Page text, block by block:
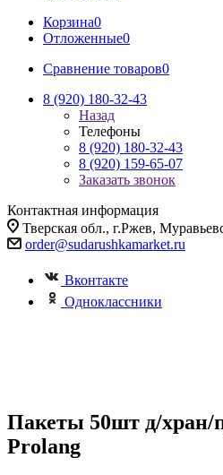
Корзина0
Отложенные0
Сравнение товаров0
8 (920) 180-32-43
Назад
Телефоны
8 (920) 180-32-43
8 (920) 159-65-07
Заказать звонок
Контактная информация
Тверская обл., г.Ржев,
order@sudarushkamarket.ru
Вконтакте
Одноклассники
Пакеты 50шт д/хран/
Prolang